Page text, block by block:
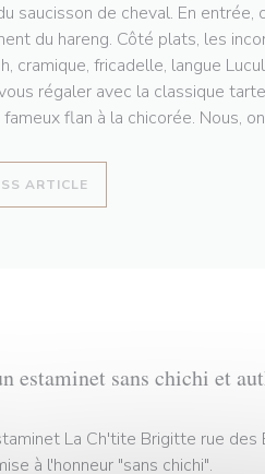
saucisson de cheval. En
du hareng. Côté plats, les
cramique, fricadelle, langue
régaler avec la classique
flan à la chicorée. Nous,
ARTICLE((OPENS IN A NEW
sans chichi et
La Ch'tite Brigitte rue des
à l'honneur "sans chichi".